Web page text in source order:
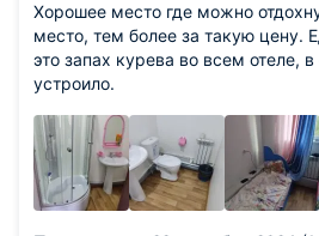
Хорошее место где можно
место, тем более за такую цену.
это запах курева во всем отеле,
устроило.